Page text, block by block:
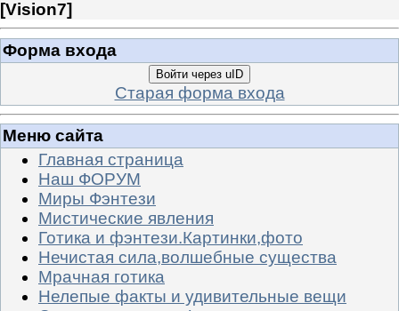
[Vision7]
Форма входа
Войти через uID
Старая форма входа
Меню сайта
Главная страница
Наш ФОРУМ
Миры Фэнтези
Мистические явления
Готика и фэнтези.Картинки,фото
Нечистая сила,волшебные существа
Мрачная готика
Нелепые факты и удивительные вещи